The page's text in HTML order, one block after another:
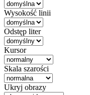
Wysokość linii
Odstęp liter
Kursor
Skala szarości
Ukryj obrazy